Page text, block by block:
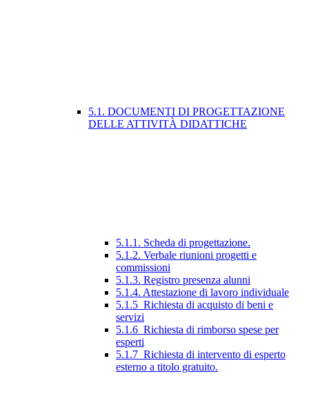
5.1. DOCUMENTI DI PROGETTAZIONE
DELLE ATTIVITÀ DIDATTICHE
5.1.1. Scheda di progettazione.
5.1.2. Verbale riunioni progetti e
commissioni
5.1.3. Registro presenza alunni
5.1.4. Attestazione di lavoro individuale
5.1.5_Richiesta di acquisto di beni e
servizi
5.1.6_Richiesta di rimborso spese per
esperti
5.1.7_Richiesta di intervento di esperto
esterno a titolo gratuito.